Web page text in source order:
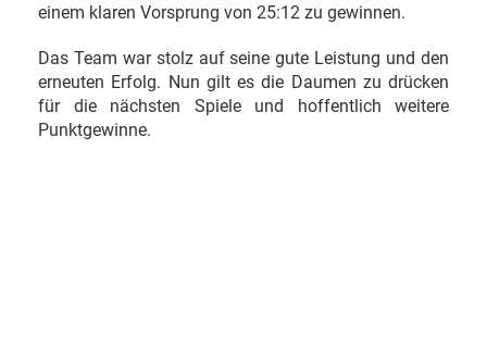
einem klaren Vorsprung von 25:12 zu gewinnen.
Das Team war stolz auf seine gute Leistung und den
erneuten Erfolg. Nun gilt es die Daumen zu drücken
für die nächsten Spiele und hoffentlich weitere
Punktgewinne.